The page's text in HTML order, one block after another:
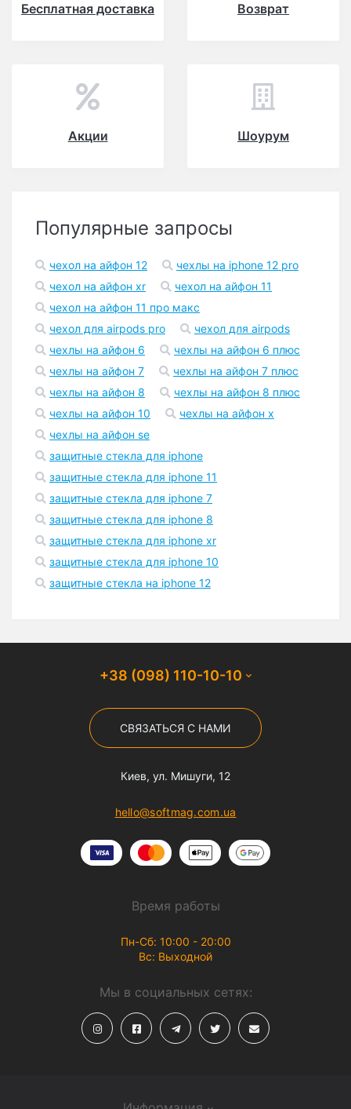
Бесплатная доставка Возврат
Акции Шоурум
Популярные запросы
чехол на айфон 12
чехлы на iphone 12 pro
чехол на айфон xr
чехол на айфон 11
чехол на айфон 11 про макс
чехол для airpods pro
чехол для airpods
чехлы на айфон 6
чехлы на айфон 6 плюс
чехлы на айфон 7
чехлы на айфон 7 плюс
чехлы на айфон 8
чехлы на айфон 8 плюс
чехлы на айфон 10
чехлы на айфон x
чехлы на айфон se
защитные стекла для iphone
защитные стекла для iphone 11
защитные стекла для iphone 7
защитные стекла для iphone 8
защитные стекла для iphone xr
защитные стекла для iphone 10
защитные стекла на iphone 12
+38 (098) 110-10-10
СВЯЗАТЬСЯ С НАМИ
Киев, ул. Мишуги, 12
hello@softmag.com.ua
Время работы
Пн-Сб: 10:00 - 20:00
Вс: Выходной
Мы в социальных сетях: